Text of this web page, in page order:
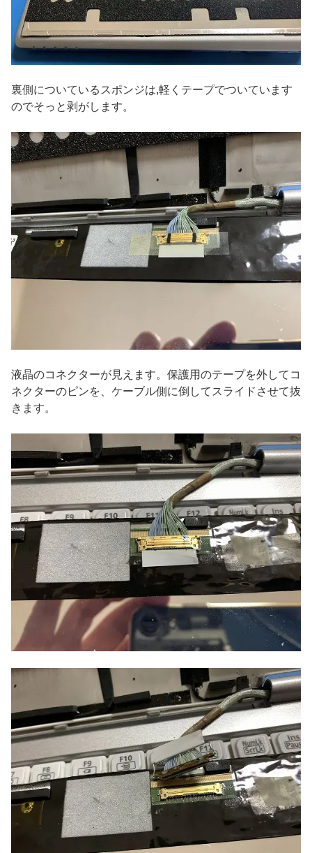
裏側についているスポンジは,軽くテープでついています
のでそっと剥がします。
液晶のコネクターが見えます。保護用のテープを外してコ
ネクターのピンを、ケーブル側に倒してスライドさせて抜
きます。